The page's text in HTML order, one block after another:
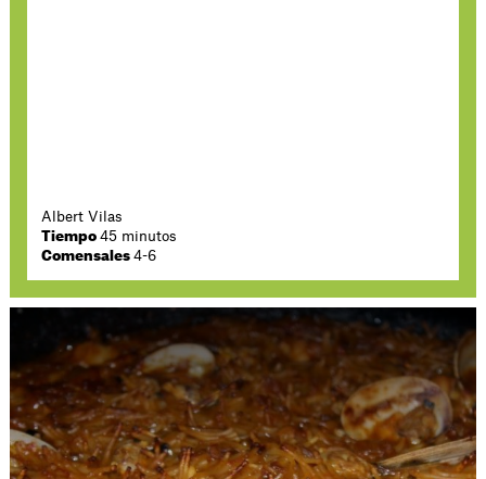
Albert Vilas
Tiempo45 minutos
Comensales4-6